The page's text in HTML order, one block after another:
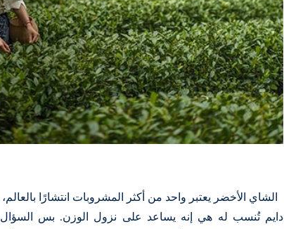
الشاي الأخضر يعتبر واحد من أكثر المشروبات انتشارًا
دايم تُنسب له هي إنه يساعد على نزول الوزن. بس